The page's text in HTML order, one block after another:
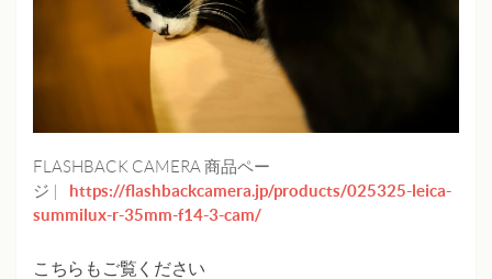
FLASHBACK CAMERA 商品ペー
ジ |
https://flashbackcamera.jp/products/025325-leica-
summilux-r-35mm-f14-3-cam/
こちらもご覧ください